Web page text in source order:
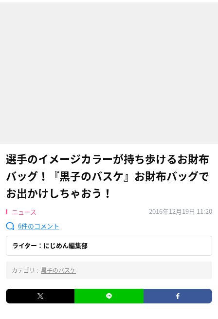
選手のイメージカラーが持ち歩けるお財布
バッグ！『黒子のバスケ』お財布バッグで
お出かけしちゃおう！
ニュース
2016年12月19日 11:20
6
ライター：にじめん編集部
カテゴリ : 黒子のバスケ